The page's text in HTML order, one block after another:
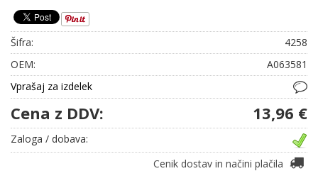
Šifra:
4258
OEM:
A063581
Vprašaj za izdelek
Cena z DDV: 13,96 €
Zaloga / dobava:
Cenik dostav in načini plačila